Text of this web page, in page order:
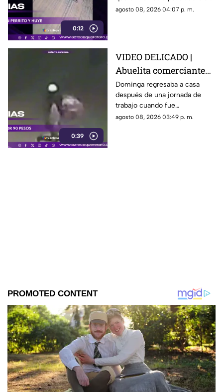
0:12
escapa
perro y continúa su camino sin
agosto 08, 2026 04:07 p. m.
0:39
VIDEO DELICADO |
Abuelita comerciante
es as3sin4da en Puebla
por 90 pesos
Dominga regresaba a casa
después de una jornada de
trabajo cuando fue
interceptada por un hombre
agosto 08, 2026 03:49 p. m.